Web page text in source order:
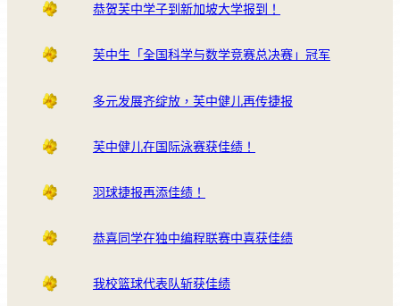
恭贺芙中学子到新加坡大学报到！
芙中生「全国科学与数学竞赛总决赛」冠军
多元发展齐绽放，芙中健儿再传捷报
芙中健儿在国际泳赛获佳绩！
羽球捷报再添佳绩！
恭喜同学在独中编程联赛中喜获佳绩
我校篮球代表队斩获佳绩